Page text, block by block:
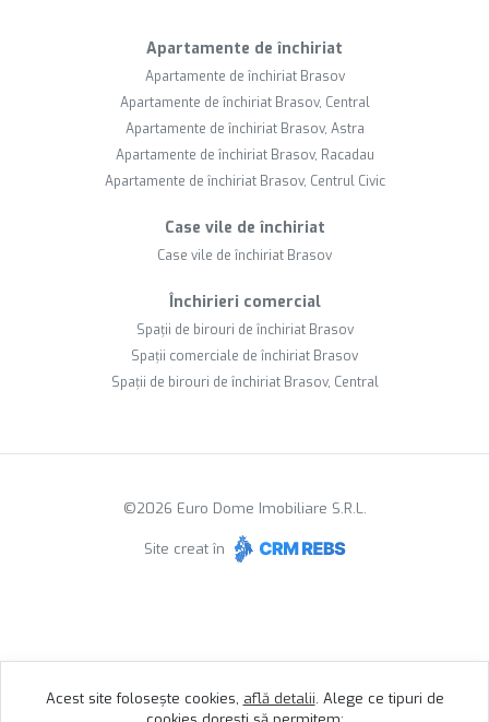
Apartamente de închiriat
Apartamente de închiriat Brasov
Apartamente de închiriat Brasov, Central
Apartamente de închiriat Brasov, Astra
Apartamente de închiriat Brasov, Racadau
Apartamente de închiriat Brasov, Centrul Civic
Case vile de închiriat
Case vile de închiriat Brasov
Închirieri comercial
Spații de birouri de închiriat Brasov
Spații comerciale de închiriat Brasov
Spații de birouri de închiriat Brasov, Central
©2026 Euro Dome Imobiliare S.R.L.
Site creat în
Acest site folosește cookies, află detalii. Alege ce tipuri de